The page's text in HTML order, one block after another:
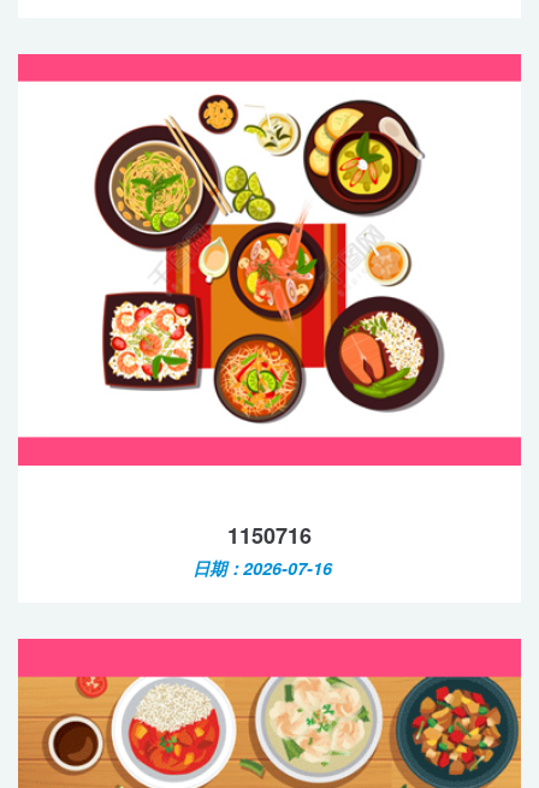
1150716
日期：2026-07-16